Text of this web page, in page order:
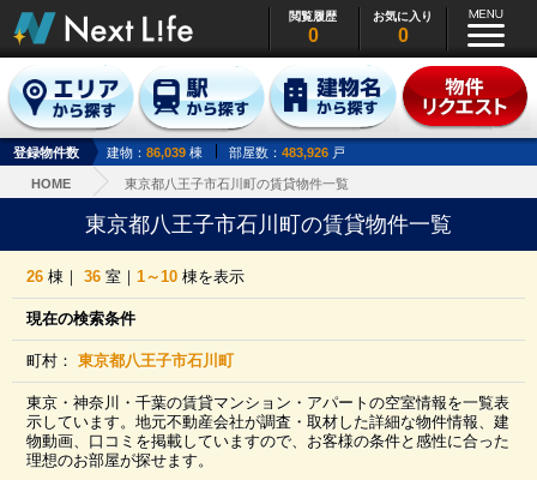
閲覧履歴
0
お気に入り
0
登録物件数 建物： 86,039 棟 部屋数： 483,926 戸
HOME 東京都八王子市石川町の賃貸物件一覧
東京都八王子市石川町の賃貸物件一覧
26 棟｜36 室｜1～10 棟を表示
現在の検索条件
町村：東京都八王子市石川町
東京・神奈川・千葉の賃貸マンション・アパートの空室情報を一覧表
示しています。地元不動産会社が調査・取材した詳細な物件情報、建
物動画、口コミを掲載していますので、お客様の条件と感性に合った
理想のお部屋が探せます。